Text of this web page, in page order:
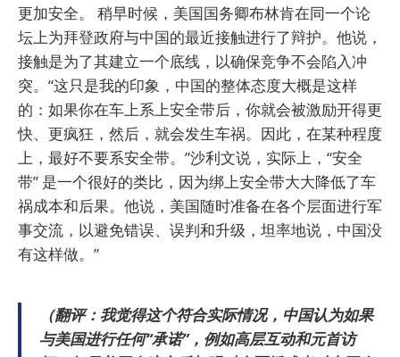
更加安全。 稍早时候，美国国务卿布林肯在同一个论
坛上为拜登政府与中国的最近接触进行了辩护。他说，
接触是为了其建立一个底线，以确保竞争不会陷入冲
突。“这只是我的印象，中国的整体态度大概是这样
的：如果你在车上系上安全带后，你就会被激励开得更
快、更疯狂，然后，就会发生车祸。因此，在某种程度
上，最好不要系安全带。”沙利文说，实际上，“安全
带” 是一个很好的类比，因为绑上安全带大大降低了车
祸成本和后果。他说，美国随时准备在各个层面进行军
事交流，以避免错误、误判和升级，坦率地说，中国没
有这样做。”
（翻评：我觉得这个符合实际情况，中国认为如果
与美国进行任何“承诺”，例如高层互动和元首访